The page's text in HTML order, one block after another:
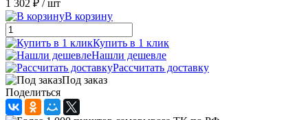
1 302 ₽ / шт
В корзину
Купить в 1 клик
Нашли дешевле
Рассчитать доставку
Под заказ
Поделиться